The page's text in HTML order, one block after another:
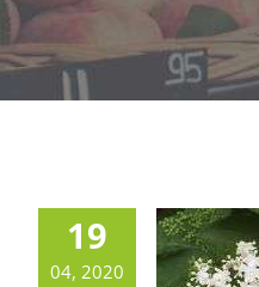
19
04, 2020